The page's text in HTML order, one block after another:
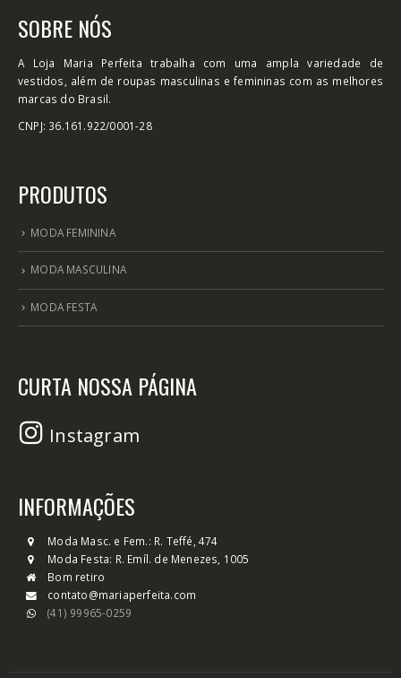
SOBRE NÓS
A Loja Maria Perfeita trabalha com uma ampla variedade de
vestidos, além de roupas masculinas e femininas com as melhores
marcas do Brasil.
CNPJ: 36.161.922/0001-28
PRODUTOS
MODA FEMININA
MODA MASCULINA
MODA FESTA
CURTA NOSSA PÁGINA
Instagram
INFORMAÇÕES
Moda Masc. e Fem.: R. Teffé, 474
Moda Festa: R. Emíl. de Menezes, 1005
Bom retiro
contato@mariaperfeita.com
(41) 99965-0259